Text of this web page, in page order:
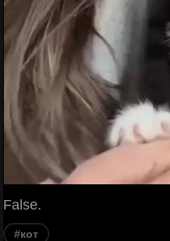
False.
#кот